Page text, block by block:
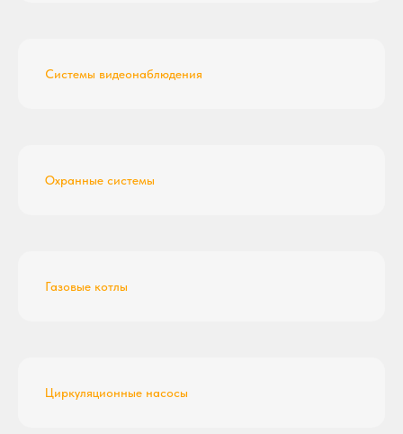
Системы видеонаблюдения
Охранные системы
Газовые котлы
Циркуляционные насосы